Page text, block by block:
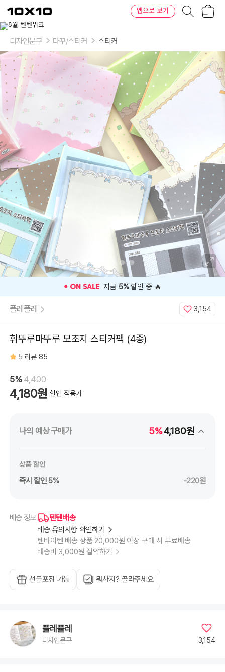
텐
바
텐
앱으로 보기
이
상
션
-
옵
션:
달
콤
크,
근
블
루,
3.
스
프
링
옐
로,
4.
시
크
그
레
이
디자인문구 다꾸/스티커 스티커
⭐️ 고객 평점5인기 상품 ⭐️
플레플레 3,154
휘뚜루마뚜루 모조지 스티커팩 (4종)
5 리뷰 85
5%4,400
4,180원 할인 적용가
나의 예상 구매가 5%4,180원
상품 할인
즉시 할인 5% -220원
배송 정보
텐텐배송
배송 유의사항 확인하기
텐바이텐 배송 상품 20,000원 이상 구매 시 무료배송
배송비 3,000원 절약하기
선물포장 가능 뭐사지? 골라주세요
플레플레
디자인문구 3,154